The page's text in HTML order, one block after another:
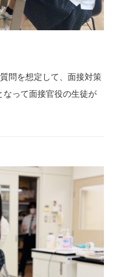
問を想定して、面接対策
なって面接官役の生徒が